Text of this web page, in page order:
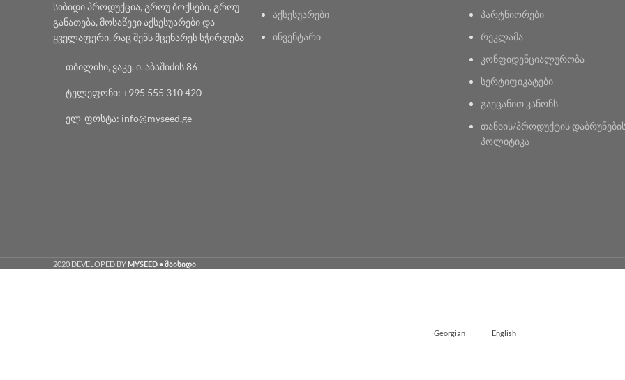
სიბიდი პროდუქცია, გროუ ბოქსები, გროუ
განათება, მოსაწევი აქსესუარები და
ყველაფერი, რაც შენს მცენარეს სჭირდება
თბილისი, ვაკე, ი. აბაშიძის 86
ტელეფონი: +995 555 310 420
ელ-ფოსტა: info@myseed.ge
აქსესუარები
ინვენტარი
პარტნიორები
რეკლამა
კონფიდენციალურობა
სერტიფიკატები
გაეცანით კანონს
თანხის/პროდუქტის
პოლიტიკა
2020 DEVELOPED BYMYSEED • მაისიდი
Georgian English